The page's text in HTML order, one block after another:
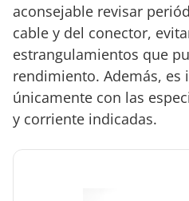
aconsejable revisar
cable y del conector,
estrangulamientos que
rendimiento. Además,
únicamente con las
y corriente indicadas.